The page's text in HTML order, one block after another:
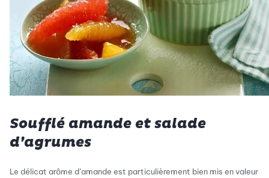
Soufflé amande et salade
d’agrumes
Le délicat arôme d’amande est particulièrement bien mis en valeur